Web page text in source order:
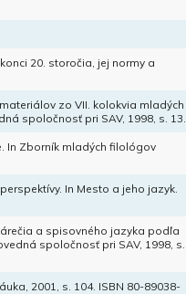
20. storočia, jej normy a
zo VII. kolokvia mladých
spoločnosť pri SAV, 1998, s. 13.
In Zborník mladých filológov
In Mesto a jeho jazyk.
a spisovného jazyka podľa
spoločnosť pri SAV, 1998, s.
2001, s. 104. ISBN 80-89038-